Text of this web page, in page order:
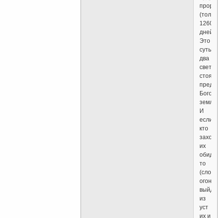
1260
дней.
Это
суть
два
пред
Богом
земли.
И
если
кто
их
то
огонь
из
уст
их и